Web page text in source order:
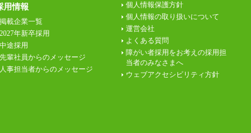
用情報
掲載企業一覧
2027年新卒採用
中途採用
先輩社員からのメッセージ
人事担当者からのメッセージ
個人情報保護方針
個人情報の取り扱いについて
運営会社
よくある質問
障がい者採用をお考えの採用担
当者のみなさまへ
ウェブアクセシビリティ方針